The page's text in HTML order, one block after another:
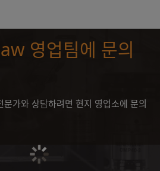
영업팀에 문의
가와 상담하려면 현지 영업소에 문의